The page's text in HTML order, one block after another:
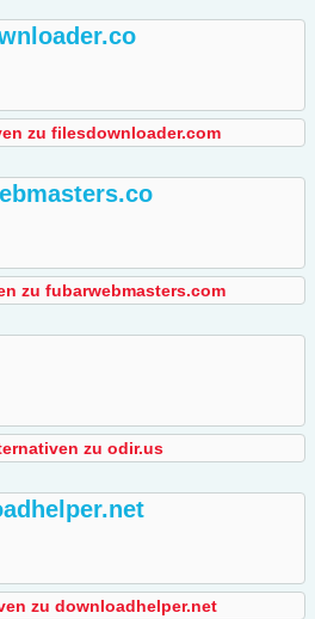
zu filesdownloader.com
zu fubarwebmasters.com
zu odir.us
zu downloadhelper.net